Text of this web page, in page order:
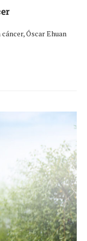
Óscar Ehuan